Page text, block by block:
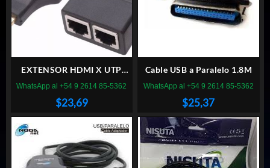
EXTENSOR HDMI X UTP
PASIVO
$23,69
WhatsApp al +54 9 2614 85-5362
Cable USB a Paralelo 1.8M
$25,37
WhatsApp al +54 9 2614 85-5362